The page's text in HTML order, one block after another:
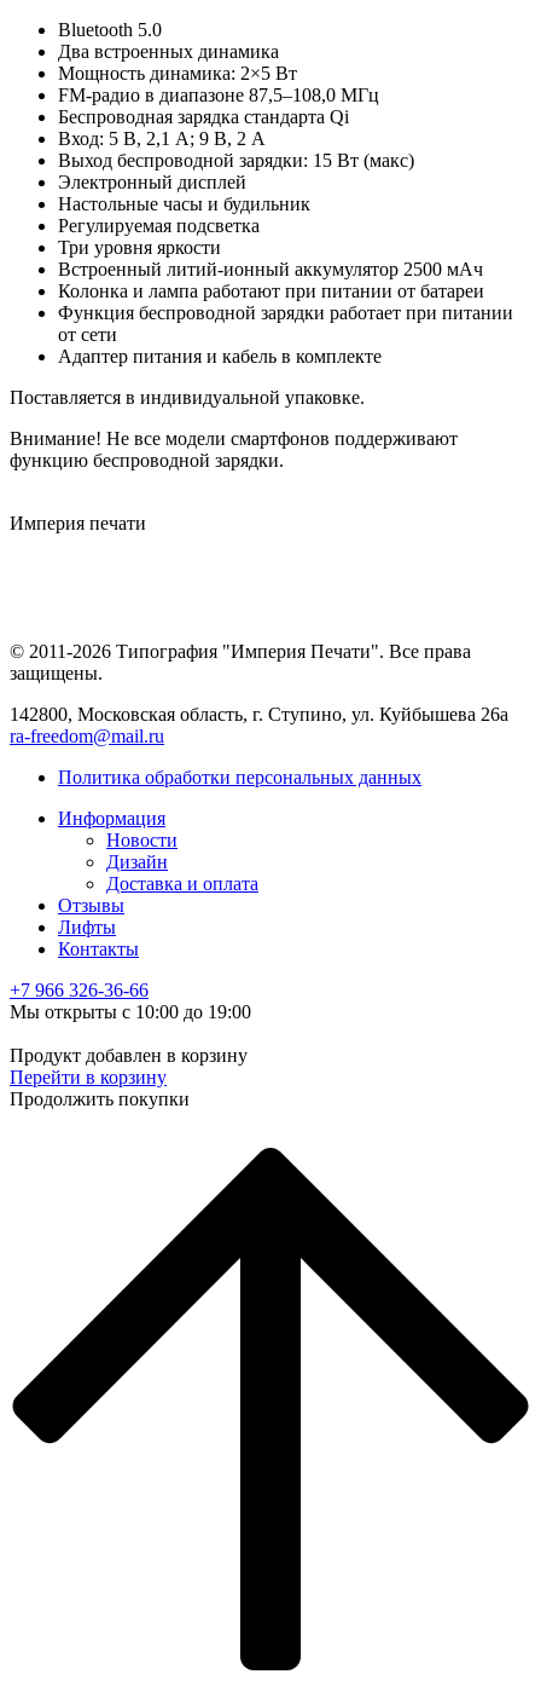
Bluetooth 5.0
Два встроенных динамика
Мощность динамика: 2×5 Вт
FM-радио в диапазоне 87,5–108,0 МГц
Беспроводная зарядка стандарта Qi
Вход: 5 В, 2,1 A; 9 В, 2 A
Выход беспроводной зарядки: 15 Вт (макс)
Электронный дисплей
Настольные часы и будильник
Регулируемая подсветка
Три уровня яркости
Встроенный литий-ионный аккумулятор 2500 мАч
Колонка и лампа работают при питании от батареи
Функция беспроводной зарядки работает при питании
от сети
Адаптер питания и кабель в комплекте
Поставляется в индивидуальной упаковке.
Внимание! Не все модели смартфонов поддерживают
функцию беспроводной зарядки.
Империя печати
© 2011-2026 Типография "Империя Печати". Все права
защищены.
142800, Московская область, г. Ступино, ул. Куйбышева 26а
ra-freedom@mail.ru
Политика обработки персональных данных
Информация
Новости
Дизайн
Доставка и оплата
Отзывы
Лифты
Контакты
+7 966 326-36-66
Мы открыты с 10:00 до 19:00
Продукт добавлен в корзину
Перейти в корзину
Продолжить покупки